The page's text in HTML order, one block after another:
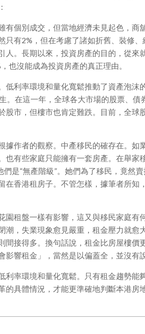
個別成交，但當地經濟未見起色，商
有2%，但在考慮了諸如折舊、裝修
。長期以來，投資房產的目的，從來
也沒能成為投資房產的真正理由。
低利率環境和量化寬鬆推動了資產泡沫
。在這一年，全球各大市場的股票、債
股市，但樓市也肯定難跌。目前，全球
據作者的觀察。中產移民的確存在。如
有些家庭只能擁有一套房產。在舉家
是“無產階級”。她們為了移民，竟然
在香港租房子。不管怎樣，據筆者所知
園租盤一樣有影響，這又與移民家庭有
，失業現象愈見嚴重，租金壓力就愈
接得多。換句話說，租金比房屋樓價
響租金」，當然是以偏蓋全，並沒有
率環境和量化寬鬆。只有租金趨勢能
具體情況，才能更準確地判斷本港房